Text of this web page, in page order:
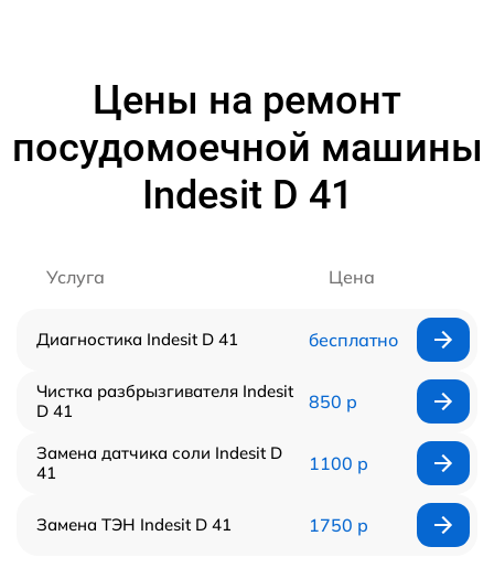
Цены на ремонт
посудомоечной машины
Indesit D 41
Услуга Цена
Диагностика Indesit D 41 бесплатно
Чистка разбрызгивателя Indesit
D 41
850 р
Замена датчика соли Indesit D
41
1100 р
Замена ТЭН Indesit D 41 1750 р